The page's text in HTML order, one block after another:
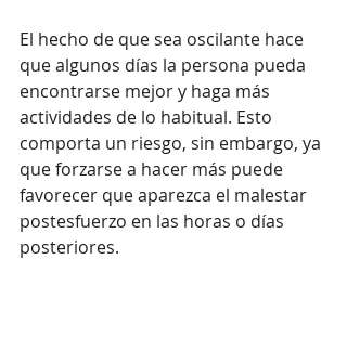
El hecho de que sea oscilante hace
que algunos días la persona pueda
encontrarse mejor y haga más
actividades de lo habitual. Esto
comporta un riesgo, sin embargo, ya
que forzarse a hacer más puede
favorecer que aparezca el malestar
postesfuerzo en las horas o días
posteriores.